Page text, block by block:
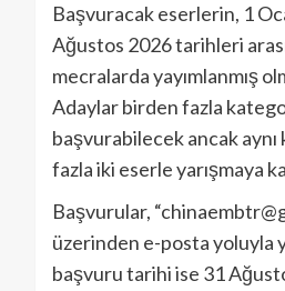
Başvuracak eserlerin, 1
Ağustos 2026 tarihleri
mecralarda yayımlanmış
Adaylar birden fazla
başvurabilecek ancak
fazla iki eserle yarışmaya
Başvurular,
üzerinden e-posta yoluyla
başvuru tarihi ise 31